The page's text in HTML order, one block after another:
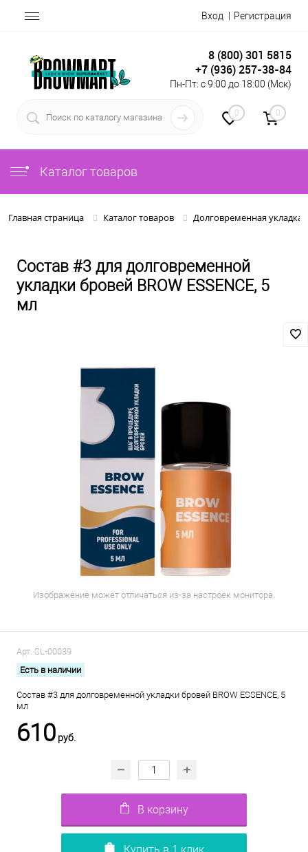
Вход Регистрация
8 (800) 301 5815
+7 (936) 257-38-84
Пн-Пт: с 9:00 до 18:00 (Мск)
0 0
Каталог товаров
Главная страница Каталог товаров Долговременная укладка
Состав #3 для долговременной
укладки бровей BROW ESSENCE, 5
мл
Изображение может отличаться из-за настроек монитора.
Арт. SL-00039
Есть в наличии
Состав #3 для долговременной укладки бровей BROW ESSENCE, 5
мл
610 руб.
В корзину
Купить в 1 клик